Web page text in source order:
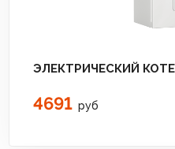
ЭЛЕКТРИЧЕСКИЙ
4691 руб